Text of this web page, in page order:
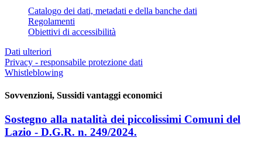
Catalogo dei dati, metadati e della banche dati
Regolamenti
Obiettivi di accessibilità
Dati ulteriori
Privacy - responsabile protezione dati
Whistleblowing
Sovvenzioni, Sussidi vantaggi economici
Sostegno alla natalità dei piccolissimi Comuni del
Lazio - D.G.R. n. 249/2024.